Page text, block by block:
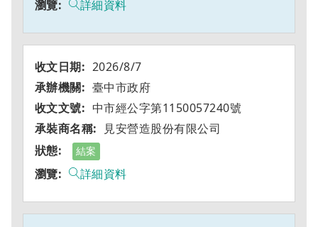
詳細資料
2026/8/7
臺中市政府
中市經公字第1150057240號
見安營造股份有限公司
結案
詳細資料